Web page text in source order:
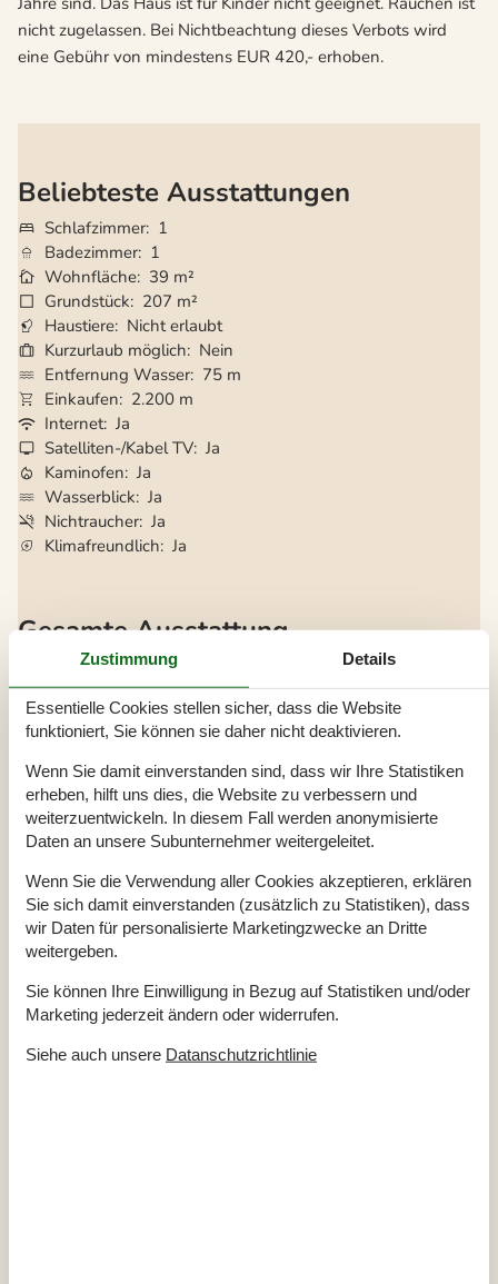
nicht zugelassen. Bei Nichtbeachtung dieses Verbots wird
eine Gebühr von mindestens EUR 420,- erhoben.
Beliebteste Ausstattungen
Schlafzimmer 1
Badezimmer 1
Wohnfläche 39 m²
Grundstück
207 m²
Haustiere Nicht erlaubt
Kurzurlaub möglich
Nein
Entfernung Wasser 75 m
Einkaufen
2.200 m
Internet Ja
Satelliten-/Kabel TV Ja
Kaminofen Ja
Wasserblick Ja
Nichtraucher Ja
Klimafreundlich Ja
Gesamte Ausstattung
Ausblick
Meerblick vom Ferienhaus
Meerblick vom Standort
Keine Jugendgruppen auf Anfrage
Rauchen ist verboten
Draußen
Geschäft 2,2 km
Golfplatz 6 km
Grill 1
Größe des Grundstücks 207 m²
Landschaftsgarten
Meer 75 m
Parkplatz beim Haus
Terrasse
Überdachte Terrasse
Einrichtung
Zustimmung Details
Essentielle Cookies stellen sicher, dass die Website
funktioniert, Sie können sie daher nicht deaktivieren.
Wenn Sie damit einverstanden sind, dass wir Ihre Statistiken
erheben, hilft uns dies, die Website zu verbessern und
weiterzuentwickeln. In diesem Fall werden anonymisierte
Daten an unsere Subunternehmer weitergeleitet.
Wenn Sie die Verwendung aller Cookies akzeptieren, erklären
Sie sich damit einverstanden (zusätzlich zu Statistiken), dass
wir Daten für personalisierte Marketingzwecke an Dritte
weitergeben.
Sie können Ihre Einwilligung in Bezug auf Statistiken und/oder
Marketing jederzeit ändern oder widerrufen.
Siehe auch unsere Datanschutzrichtlinie